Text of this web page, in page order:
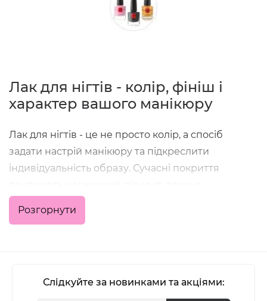
Лак для нігтів - колір, фініш і
характер вашого манікюру
Лак для нігтів - це не просто колір, а спосіб
задати настрій манікюру та підкреслити
індивідуальність образу. Сучасні покриття
нанесення та стійкість, що дозволяє отримати
акуратний результат як у домашніх умовах, так і в
формули з глянцевим або матовим фінішем,
Розгорнути
Слідкуйте за новинками та акціями: